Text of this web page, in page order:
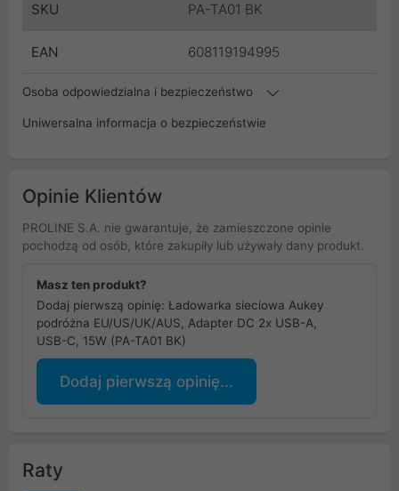
SKU PA-TA01 BK
EAN 608119194995
Osoba odpowiedzialna i bezpieczeństwo
Uniwersalna informacja o bezpieczeństwie
Opinie Klientów
PROLINE S.A. nie gwarantuje, że zamieszczone opinie
pochodzą od osób, które zakupiły lub używały dany produkt.
Masz ten produkt?
Dodaj pierwszą opinię: Ładowarka sieciowa Aukey
podróżna EU/US/UK/AUS, Adapter DC 2x USB-A,
USB-C, 15W (PA-TA01 BK)
Dodaj pierwszą opinię...
Raty